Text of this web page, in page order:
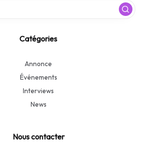
Catégories
Annonce
Événements
Interviews
News
Nous contacter